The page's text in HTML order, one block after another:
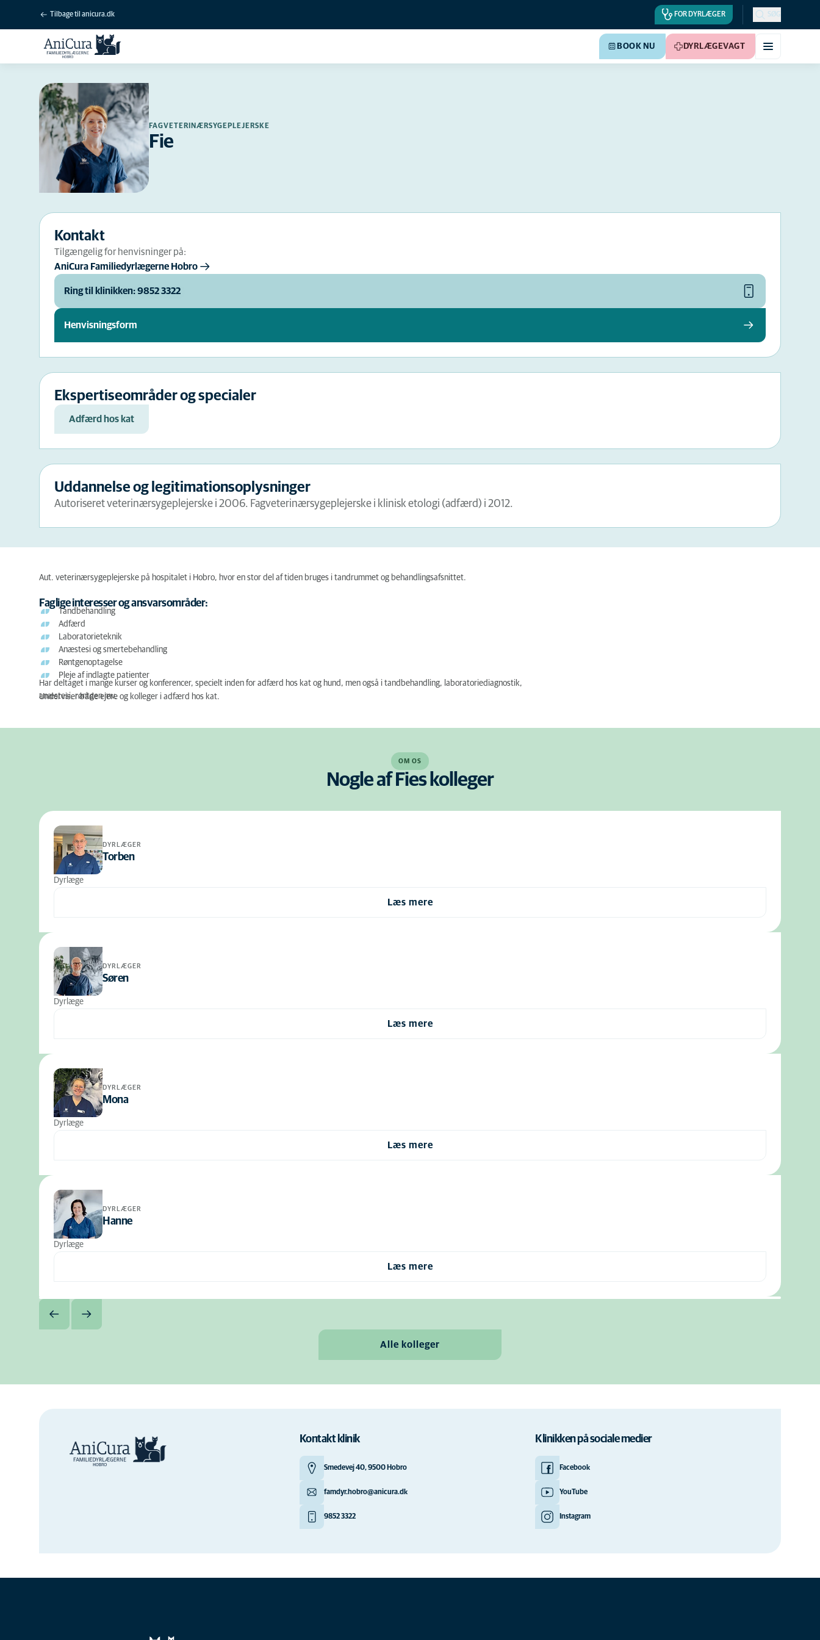
Tilbage til anicura.dk FOR DYRLÆGER SØG
BOOK NU DYRLÆGEVAGT
FAGVETERINÆRSYGEPLEJERSKE
Fie
Kontakt
Tilgængelig for henvisninger på:
AniCura Familiedyrlægerne Hobro
Ring til klinikken: 9852 3322
Henvisningsform
Ekspertiseområder og specialer
Adfærd hos kat
Uddannelse og legitimationsoplysninger
Autoriseret veterinærsygeplejerske i 2006. Fagveterinærsygeplejerske i klinisk etologi (adfærd) i 2012.
Aut. veterinærsygeplejerske på hospitalet i Hobro, hvor en stor del af tiden bruges i tandrummet og behandlingsafsnittet.
Faglige interesser og ansvarsområder:
Tandbehandling
Adfærd
Laboratorieteknik
Anæstesi og smertebehandling
Røntgenoptagelse
Pleje af indlagte patienter
Har deltaget i mange kurser og konferencer, specielt inden for adfærd hos kat og hund, men også i tandbehandling, laboratoriediagnostik,
anæstesi, røntgen mv.
Underviser både ejere og kolleger i adfærd hos kat.
OM OS
Nogle af Fies kolleger
DYRLÆGER
Torben
Dyrlæge
Læs mere
DYRLÆGER
Søren
Dyrlæge
Læs mere
DYRLÆGER
Mona
Dyrlæge
Læs mere
DYRLÆGER
Hanne
Dyrlæge
Læs mere
Alle kolleger
Kontakt klinik
Smedevej 40, 9500 Hobro
famdyr.hobro@anicura.dk
9852 3322
Klinikken på sociale medier
Facebook
YouTube
Instagram